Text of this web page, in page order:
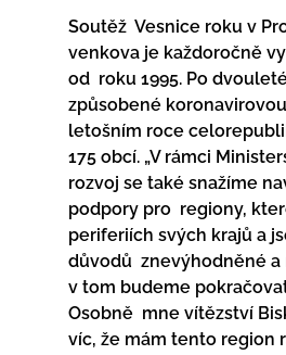
Soutěž  Vesnice roku v
venkova je každoročně
od  roku 1995. Po
způsobené
letošním roce
175 obcí. „V rámci
rozvoj se také snažíme
podpory pro  regiony,
periferiích svých krajů a
důvodů  znevýhodněné
v tom budeme
Osobně  mne vítězství
víc, že mám tento region